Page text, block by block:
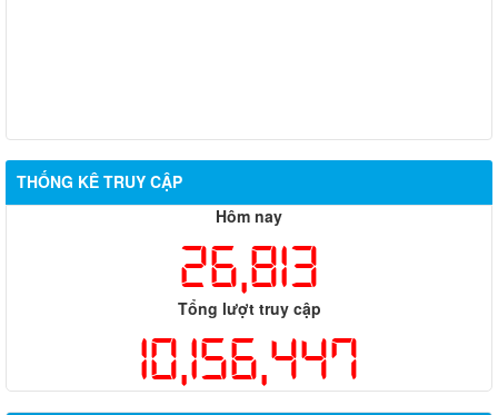
THỐNG KÊ TRUY CẬP
Hôm nay
26,813
Tổng lượt truy cập
10,156,447